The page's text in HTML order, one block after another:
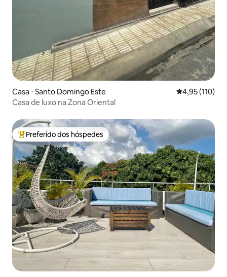
Casa ⋅ Santo Domingo Este 4,95 de uma
4,95 (110)
Casa de luxo na Zona Oriental
Entre os melhores preferidos dos hóspedes
Preferido dos hóspedes